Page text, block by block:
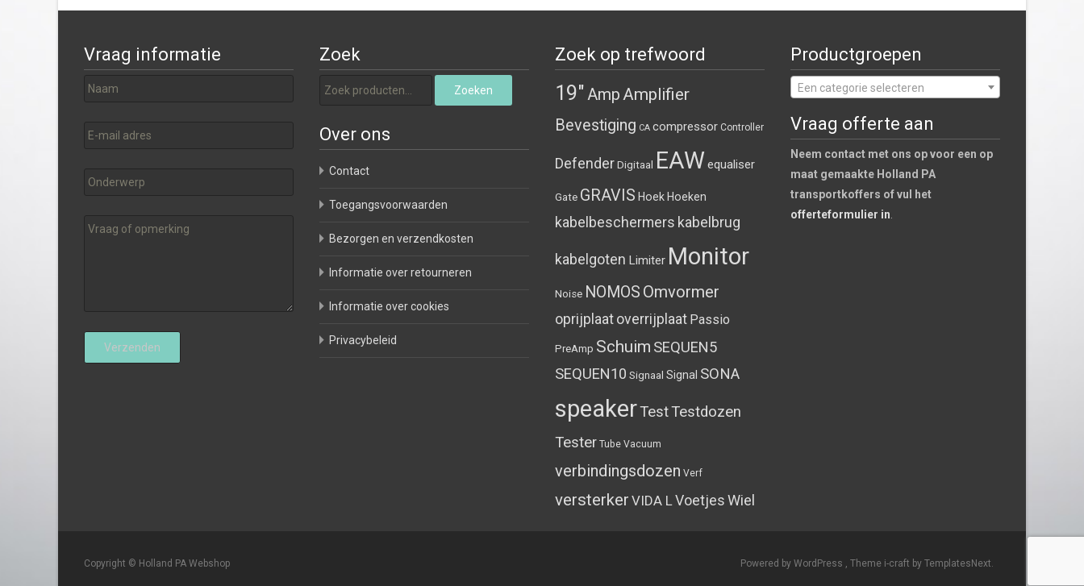
Vraag informatie Zoek
Zoeken naar: Zoeken
Zoek op trefwoord
19" Amp Amplifier
Bevestiging CA compressor Controller
Defender Digitaal EAWequaliser
Gate GRAVIS Hoek Hoeken
kabelbeschermers kabelbrug
kabelgoten Limiter Monitor
Noise NOMOS Omvormer
oprijplaatoverrijplaat Passio
PreAmp Schuim SEQUEN5
SEQUEN10 Signaal Signal SONA
speakerTestTestdozen
Tester Tube Vacuum
verbindingsdozen Verf
versterker VIDA L VoetjesWiel
Productgroepen
Een categorie selecteren
Vraag offerte aan
Neem contact met ons op voor een op
maat gemaakte Holland PA
transportkoffers of vul het
offerteformulier in
Over ons
Contact
Toegangsvoorwaarden
Bezorgen en verzendkosten
Informatie over retourneren
Informatie over cookies
Privacybeleid
Copyright © Holland PA Webshop Powered by WordPress , Theme i-craft by TemplatesNext.